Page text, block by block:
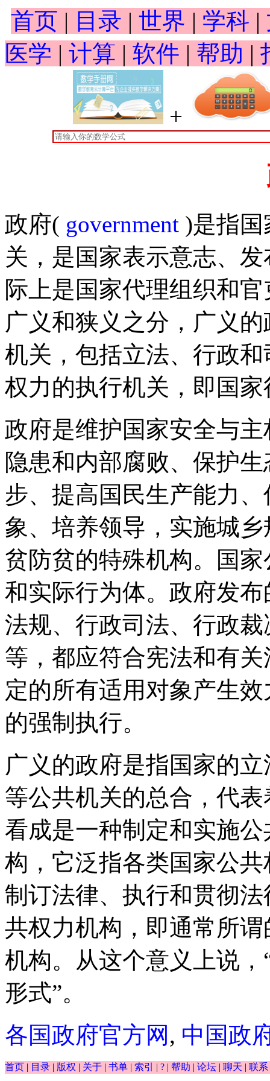
首页 | 目录 | 世界 | 学科 |
医学 | 计算 | 软件 | 帮助 |
+
政府( government )是指
关，是国家表示意志、
际上是国家代理组织和
广义和狭义之分，广义
机关，包括立法、行政
权力的执行机关，即国
政府是维护国家安全与
隐患和内部腐败、保护
步、提高国民生产能力
象、培养领导，实施城
贫防贫的特殊机构。国
和实际行为体。政府发
法规、行政司法、行政
等，都应符合宪法和有
定的所有适用对象产生
的强制执行。
广义的政府是指国家的
等公共机关的总合，代
看成是一种制定和实施
构，它泛指各类国家公
制订法律、执行和贯彻
共权力机构，即通常所
机构。从这个意义上说
形式”。
各国政府官方网 , 中国政
首页 | 目录 | 版权 | 关于 | 书单 | 索引 | ? | 帮助 | 论坛 | 聊天 | 联系